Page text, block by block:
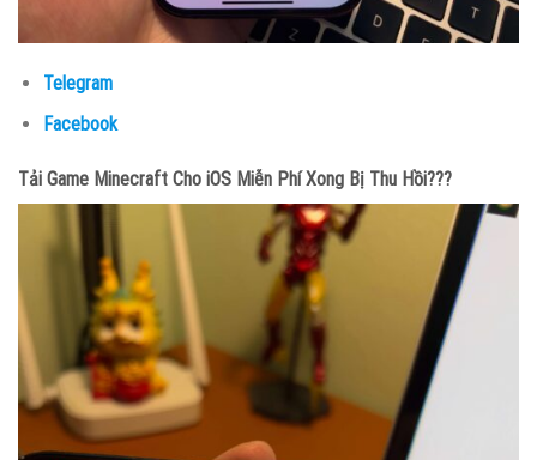
Telegram
Facebook
Tải Game Minecraft Cho iOS Miễn Phí Xong Bị Thu Hồi???